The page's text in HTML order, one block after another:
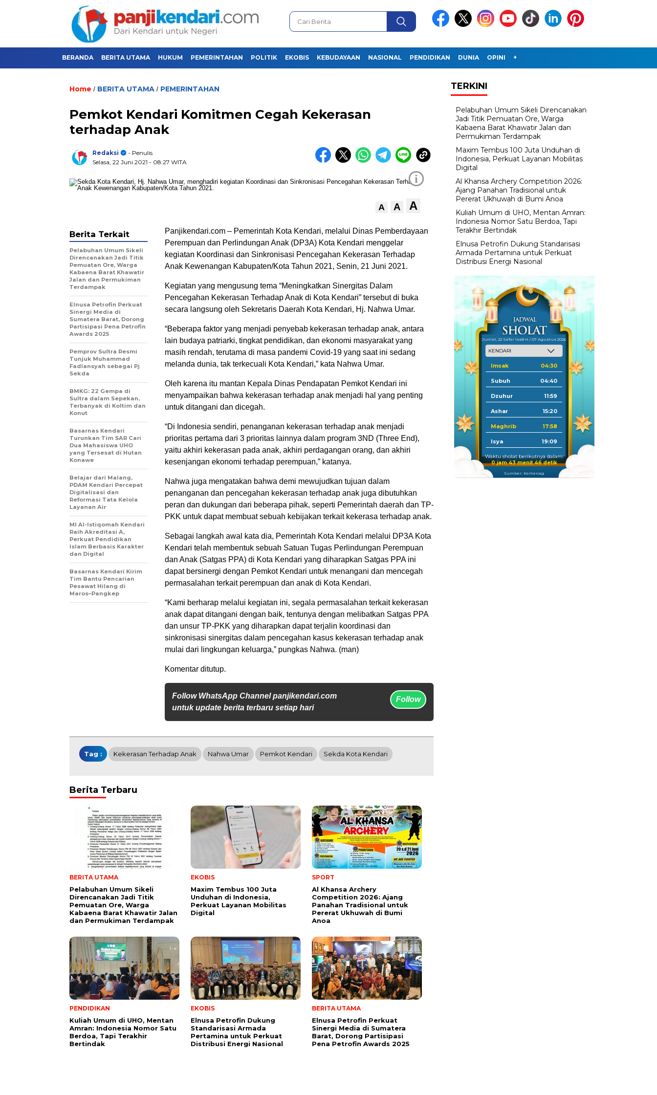
BERANDA BERITA UTAMA HUKUM PEMERINTAHAN POLITIK EKOBIS KEBUDAYAAN NASIONAL PENDIDIKAN DUNIA OPINI +
Home / BERITA UTAMA / PEMERINTAHAN
Pemkot Kendari Komitmen Cegah Kekerasan
terhadap Anak
Redaksi
- Penulis
Selasa, 22 Juni 2021 - 08:27 WITA
i
A A A
Panjikendari.com – Pemerintah Kota Kendari, melalui Dinas Pemberdayaan
Perempuan dan Perlindungan Anak (DP3A) Kota Kendari menggelar
kegiatan Koordinasi dan Sinkronisasi Pencegahan Kekerasan Terhadap
Anak Kewenangan Kabupaten/Kota Tahun 2021, Senin, 21 Juni 2021.
Kegiatan yang mengusung tema “Meningkatkan Sinergitas Dalam
Pencegahan Kekerasan Terhadap Anak di Kota Kendari” tersebut di buka
secara langsung oleh Sekretaris Daerah Kota Kendari, Hj. Nahwa Umar.
“Beberapa faktor yang menjadi penyebab kekerasan terhadap anak, antara
lain budaya patriarki, tingkat pendidikan, dan ekonomi masyarakat yang
masih rendah, terutama di masa pandemi Covid-19 yang saat ini sedang
melanda dunia, tak terkecuali Kota Kendari,” kata Nahwa Umar.
Oleh karena itu mantan Kepala Dinas Pendapatan Pemkot Kendari ini
menyampaikan bahwa kekerasan terhadap anak menjadi hal yang penting
untuk ditangani dan dicegah.
“Di Indonesia sendiri, penanganan kekerasan terhadap anak menjadi
prioritas pertama dari 3 prioritas lainnya dalam program 3ND (Three End),
yaitu akhiri kekerasan pada anak, akhiri perdagangan orang, dan akhiri
kesenjangan ekonomi terhadap perempuan,” katanya.
Nahwa juga mengatakan bahwa demi mewujudkan tujuan dalam
penanganan dan pencegahan kekerasan terhadap anak juga dibutuhkan
peran dan dukungan dari beberapa pihak, seperti Pemerintah daerah dan TP-
PKK untuk dapat membuat sebuah kebijakan terkait kekerasa terhadap anak.
Sebagai langkah awal kata dia, Pemerintah Kota Kendari melalui DP3A Kota
Kendari telah membentuk sebuah Satuan Tugas Perlindungan Perempuan
dan Anak (Satgas PPA) di Kota Kendari yang diharapkan Satgas PPA ini
dapat bersinergi dengan Pemkot Kendari untuk menangani dan mencegah
permasalahan terkait perempuan dan anak di Kota Kendari.
“Kami berharap melalui kegiatan ini, segala permasalahan terkait kekerasan
anak dapat ditangani dengan baik, tentunya dengan melibatkan Satgas PPA
dan unsur TP-PKK yang diharapkan dapat terjalin koordinasi dan
sinkronisasi sinergitas dalam pencegahan kasus kekerasan terhadap anak
mulai dari lingkungan keluarga,” pungkas Nahwa. (man)
Komentar ditutup.
Follow WhatsApp Channel panjikendari.com
untuk update berita terbaru setiap hari
Follow
Berita Terkait
Pelabuhan Umum Sikeli
Direncanakan Jadi Titik
Pemuatan Ore, Warga
Kabaena Barat Khawatir
Jalan dan Permukiman
Terdampak
Elnusa Petrofin Perkuat
Sinergi Media di
Sumatera Barat, Dorong
Partisipasi Pena Petrofin
Awards 2025
Pemprov Sultra Resmi
Tunjuk Muhammad
Fadlansyah sebagai Pj
Sekda
BMKG: 22 Gempa di
Sultra dalam Sepekan,
Terbanyak di Koltim dan
Konut
Basarnas Kendari
Turunkan Tim SAR Cari
Dua Mahasiswa UHO
yang Tersesat di Hutan
Konawe
Belajar dari Malang,
PDAM Kendari Percepat
Digitalisasi dan
Reformasi Tata Kelola
Layanan Air
MI Al-Istiqomah Kendari
Raih Akreditasi A,
Perkuat Pendidikan
Islam Berbasis Karakter
dan Digital
Basarnas Kendari Kirim
Tim Bantu Pencarian
Pesawat Hilang di
Maros–Pangkep
Tag : Kekerasan Terhadap Anak Nahwa Umar Pemkot Kendari Sekda Kota Kendari
Berita Terbaru
BERITA UTAMA
Pelabuhan Umum Sikeli
Direncanakan Jadi Titik
Pemuatan Ore, Warga
Kabaena Barat Khawatir Jalan
dan Permukiman Terdampak
EKOBIS
Maxim Tembus 100 Juta
Unduhan di Indonesia,
Perkuat Layanan Mobilitas
Digital
SPORT
Al Khansa Archery
Competition 2026: Ajang
Panahan Tradisional untuk
Pererat Ukhuwah di Bumi
Anoa
PENDIDIKAN
Kuliah Umum di UHO, Mentan
Amran: Indonesia Nomor Satu
Berdoa, Tapi Terakhir
Bertindak
EKOBIS
Elnusa Petrofin Dukung
Standarisasi Armada
Pertamina untuk Perkuat
Distribusi Energi Nasional
BERITA UTAMA
Elnusa Petrofin Perkuat
Sinergi Media di Sumatera
Barat, Dorong Partisipasi
Pena Petrofin Awards 2025
TERKINI
Pelabuhan Umum Sikeli Direncanakan
Jadi Titik Pemuatan Ore, Warga
Kabaena Barat Khawatir Jalan dan
Permukiman Terdampak
Maxim Tembus 100 Juta Unduhan di
Indonesia, Perkuat Layanan Mobilitas
Digital
Al Khansa Archery Competition 2026:
Ajang Panahan Tradisional untuk
Pererat Ukhuwah di Bumi Anoa
Kuliah Umum di UHO, Mentan Amran:
Indonesia Nomor Satu Berdoa, Tapi
Terakhir Bertindak
Elnusa Petrofin Dukung Standarisasi
Armada Pertamina untuk Perkuat
Distribusi Energi Nasional
Jum'at, 22 Safar 1448 H / 07 Agustus 2026
Imsak 04:30
Subuh 04:40
Dzuhur 11:59
Ashar 15:20
Maghrib 17:58
Isya 19:09
Waktu sholat berikutnya dalam:
0 jam 43 menit 45 detik
Sumber: Kemenag